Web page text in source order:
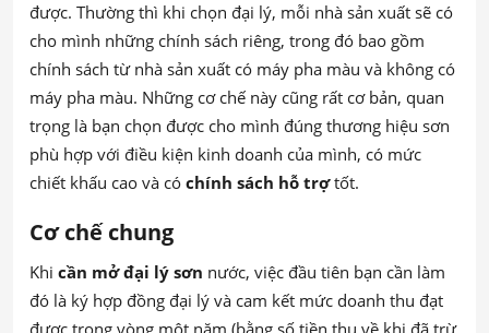
được. Thường thì khi chọn đại lý, mỗi nhà sản xuất sẽ có
cho mình những chính sách riêng, trong đó bao gồm
chính sách từ nhà sản xuất có máy pha màu và không có
máy pha màu. Những cơ chế này cũng rất cơ bản, quan
trọng là bạn chọn được cho mình đúng thương hiệu sơn
phù hợp với điều kiện kinh doanh của mình, có mức
chiết khấu cao và có chính sách hỗ trợtốt.
Cơ chế chung
Khi cần mở đại lý sơn nước, việc đầu tiên bạn cần làm
đó là ký hợp đồng đại lý và cam kết mức doanh thu đạt